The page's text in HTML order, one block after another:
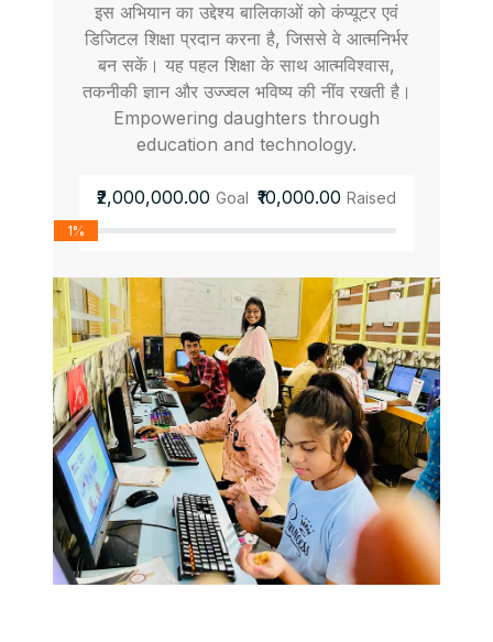
इस अभियान का उद्देश्य बालिकाओं को कंप्यूटर एवं
डिजिटल शिक्षा प्रदान करना है, जिससे वे आत्मनिर्भर
बन सकें। यह पहल शिक्षा के साथ आत्मविश्वास,
तकनीकी ज्ञान और उज्ज्वल भविष्य की नींव रखती है।
Empowering daughters through
education and technology.
₹2,000,000.00 Goal ₹10,000.00 Raised
1%